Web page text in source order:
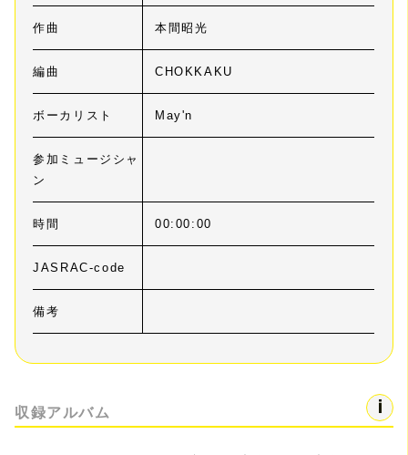
作曲 本間昭光
編曲 CHOKKAKU
ボーカリスト May'n
参加ミュージシャ
ン
時間 00:00:00
JASRAC-code
備考
収録アルバム